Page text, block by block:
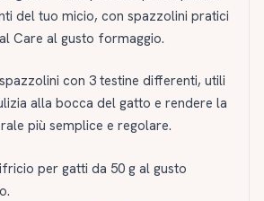
del tuo micio, con spazzolini pratici
Care al gusto formaggio.
con 3 testine differenti, utili
alla bocca del gatto e rendere la
più semplice e regolare.
per gatti da 50 g al gusto